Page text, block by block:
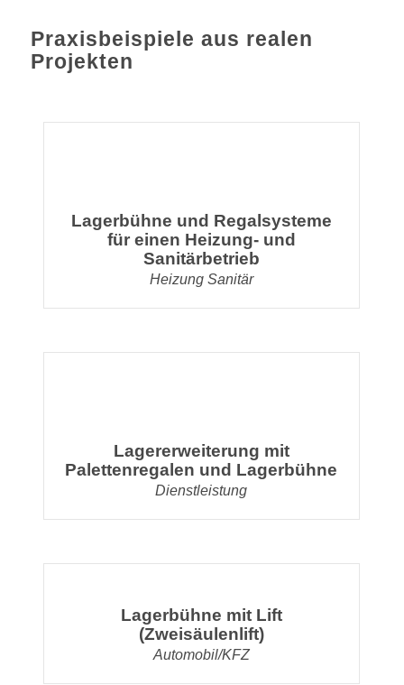
Praxisbeispiele aus realen
Projekten
Lagerbühne und Regalsysteme
für einen Heizung- und
Sanitärbetrieb
Heizung Sanitär
Lagererweiterung mit
Palettenregalen und Lagerbühne
Dienstleistung
Lagerbühne mit Lift
(Zweisäulenlift)
Automobil/KFZ